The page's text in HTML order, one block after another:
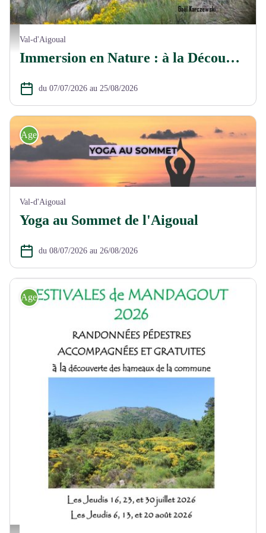
Mouflons - Gaël KARCZEWSKI
Val-d'Aigoual
Immersion en Nature : à la Découverte des Mouflons de l'Aigoual
du 07/07/2026 au 25/08/2026
Agenda
Val-d'Aigoual
Yoga au Sommet de l'Aigoual
du 08/07/2026 au 26/08/2026
Agenda